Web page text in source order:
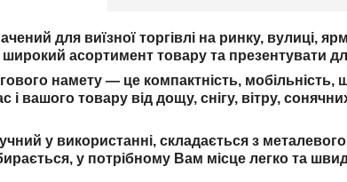
для виїзної торгівлі на ринку, вулиці,
асортимент товару та презентувати
намету — це компактність, мобільність,
і вашого товару від дощу, снігу, вітру,
у використанні, складається з
у потрібному Вам місце легко та